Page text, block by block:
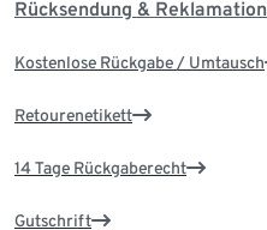
Rücksendung & Reklamation
Kostenlose Rückgabe / Umtausch
Retourenetikett
14 Tage Rückgaberecht
Gutschrift